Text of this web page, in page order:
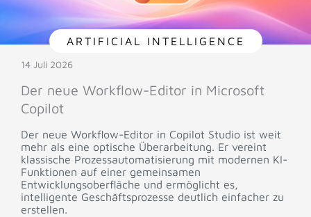
ARTIFICIAL INTELLIGENCE
14 Juli 2026
Der neue Workflow-Editor in Microsoft
Copilot
Der neue Workflow-Editor in Copilot Studio ist weit
mehr als eine optische Überarbeitung. Er vereint
klassische Prozessautomatisierung mit modernen KI-
Funktionen auf einer gemeinsamen
Entwicklungsoberfläche und ermöglicht es,
intelligente Geschäftsprozesse deutlich einfacher zu
erstellen.